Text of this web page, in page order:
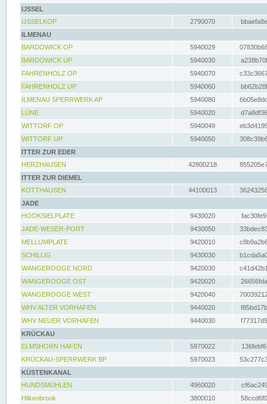
IJSSEL
IJSSELKOP
2790070
ILMENAU
BARDOWICK OP
5940029
BARDOWICK UP
5940030
FAHRENHOLZ OP
5940070
FAHRENHOLZ UP
5940060
ILMENAU SPERRWERK AP
5940080
LÜNE
5940020
WITTORF OP
5940049
WITTORF UP
5940050
ITTER ZUR EDER
HERZHAUSEN
42800218
ITTER ZUR DIEMEL
KOTTHAUSEN
44100013
JADE
HOOKSIELPLATE
9430020
JADE-WESER-PORT
9430050
MELLUMPLATE
9420010
SCHILLIG
9430030
WANGEROOGE NORD
9420030
WANGEROOGE OST
9420020
WANGEROOGE WEST
9420040
WHV ALTER VORHAFEN
9440020
WHV NEUER VORHAFEN
9440030
KRÜCKAU
ELMSHORN HAFEN
5970022
KRÜCKAU-SPERRWERK BP
5970023
KÜSTENKANAL
HUNDSMÜHLEN
4960020
Hilkenbrook
3800010